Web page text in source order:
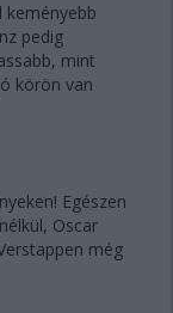
keményebb
pedig
mint
körön van
Egészen
Oscar
még